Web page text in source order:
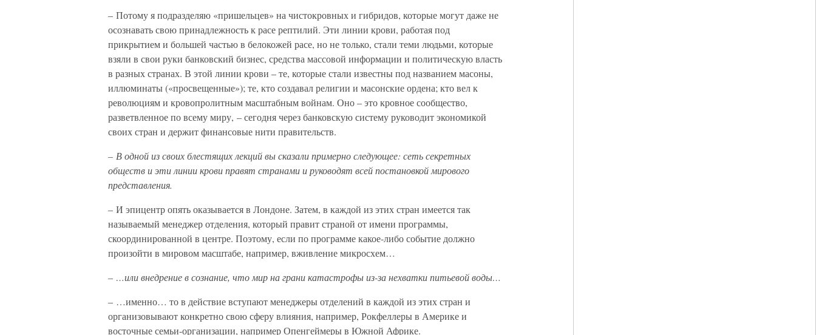
– Потому я подразделяю «пришельцев» на чистокровных и гибридов, которые могут даже не
осознавать свою принадлежность к расе рептилий. Эти линии крови, работая под
прикрытием и большей частью в белокожей расе, но не только, стали теми людьми, которые
взяли в свои руки банковский бизнес, средства массовой информации и политическую власть
в разных странах. В этой линии крови – те, которые стали известны под названием масоны,
иллюминаты («просвещенные»); те, кто создавал религии и масонские ордена; кто вел к
революциям и кровопролитным масштабным войнам. Оно – это кровное сообщество,
разветвленное по всему миру, – сегодня через банковскую систему руководит экономикой
своих стран и держит финансовые нити правительств.
– В одной из своих блестящих лекций вы сказали примерно следующее: сеть секретных
обществ и эти линии крови правят странами и руководят всей постановкой мирового
представления.
– И эпицентр опять оказывается в Лондоне. Затем, в каждой из этих стран имеется так
называемый менеджер отделения, который правит страной от имени программы,
скоординированной в центре. Поэтому, если по программе какое-либо событие должно
произойти в мировом масштабе, например, вживление микросхем…
– …или внедрение в сознание, что мир на грани катастрофы из-за нехватки питьевой воды…
– …именно… то в действие вступают менеджеры отделений в каждой из этих стран и
организовывают конкретно свою сферу влияния, например, Рокфеллеры в Америке и
восточные семьи-организации, например Опенгеймеры в Южной Африке.